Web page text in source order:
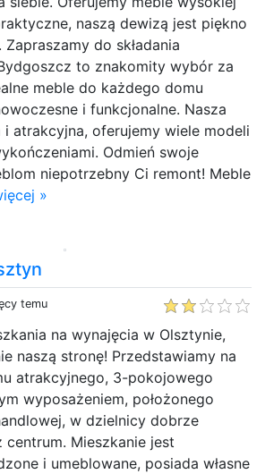
naszą dewizą jest piękno
do składania
to znakomity wybór za
meble do każdego domu
i funkcjonalne. Nasza
atrakcyjna, oferujemy wiele modeli
Odmień swoje
niepotrzebny Ci remont! Meble
»
temu
na wynajęcia w Olsztynie,
naszą stronę! Przedstawiamy na
atrakcyjnego, 3-pokojowego
wyposażeniem, położonego
w dzielnicy dobrze
centrum. Mieszkanie jest
i umeblowane, posiada własne